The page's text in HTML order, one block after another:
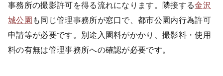
事務所の撮影許可を得る流れになります。隣接する金沢
城公園 も同じ管理事務所が窓口で、都市公園内行為許可
申請等が必要です。別途入園料がかかり、撮影料・使用
料の有無は管理事務所への確認が必要です。